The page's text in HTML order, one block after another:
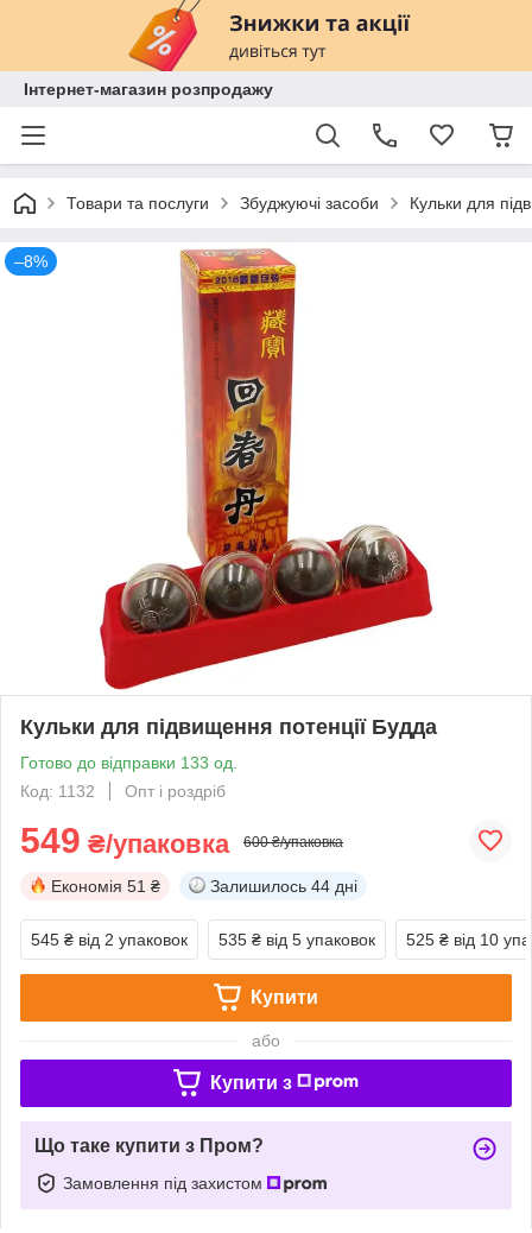
Інтернет-магазин розпродажу
Товари та послуги Збуджуючі засоби Кульки для
–8%
Кульки для підвищення потенції Будда
Готово до відправки 133 од.
Код: 1132
Опт і роздріб
549 ₴/упаковка 600 ₴/упаковка
Економія 51 ₴ Залишилось 44 дні
545 ₴ від 2 упаковок 535 ₴ від 5 упаковок 525 ₴ від 10
Купити
або
Купити з
Що таке купити з Пром?
Замовлення під захистом